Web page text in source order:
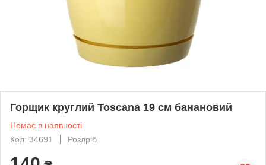
Горщик круглий Toscana 19 см банановий
Немає в наявності
Код: 34691
Роздріб